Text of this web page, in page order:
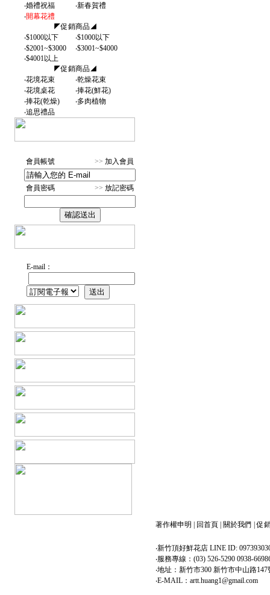
‧婚禮祝福 ‧新春賀禮
‧開幕花禮
◤促銷商品◢
‧$1000以下 ‧$1000以下
‧$2001~$3000 ‧$3001~$4000
‧$4001以上
◤促銷商品◢
‧花境花束 ‧乾燥花束
‧花境桌花 ‧捧花(鮮花)
‧捧花(乾燥) ‧多肉植物
‧追思禮品
會員帳號 >> 加入會員
會員密碼 >> 放記密碼
E-mail：
著作權申明 回首頁 關於我們 |促
‧新竹頂好鮮花店 LINE ID:
‧服務專線：(03) 526-5290 0938-
‧地址：新竹市300 新竹市中山路147
‧E-MAIL：artt.huang1@gmail.com